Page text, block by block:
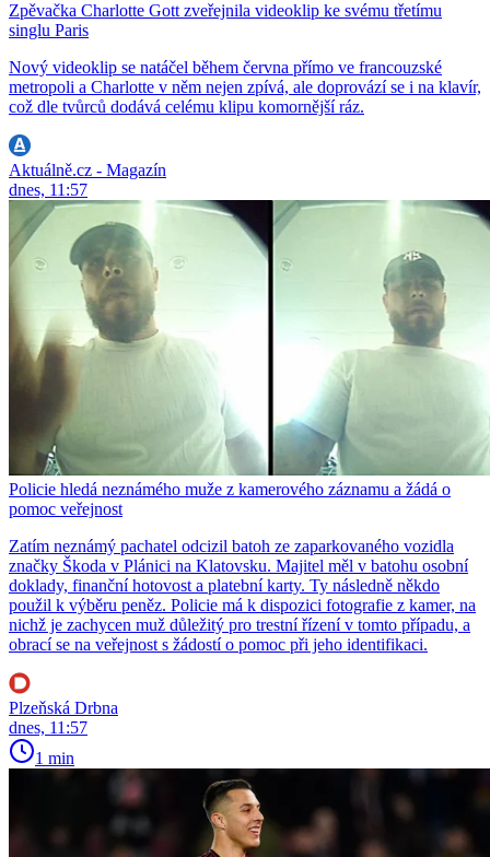
Zpěvačka Charlotte Gott zveřejnila videoklip ke svému třetímu
singlu Paris
Nový videoklip se natáčel během června přímo ve francouzské
metropoli a Charlotte v něm nejen zpívá, ale doprovází se i na klavír,
což dle tvůrců dodává celému klipu komornější ráz.
Aktuálně.cz - Magazín
dnes, 11:57
Policie hledá neznámého muže z kamerového záznamu a žádá o
pomoc veřejnost
Zatím neznámý pachatel odcizil batoh ze zaparkovaného vozidla
značky Škoda v Plánici na Klatovsku. Majitel měl v batohu osobní
doklady, finanční hotovost a platební karty. Ty následně někdo
použil k výběru peněz. Policie má k dispozici fotografie z kamer, na
nichž je zachycen muž důležitý pro trestní řízení v tomto případu, a
obrací se na veřejnost s žádostí o pomoc při jeho identifikaci.
Plzeňská Drbna
dnes, 11:57
1 min